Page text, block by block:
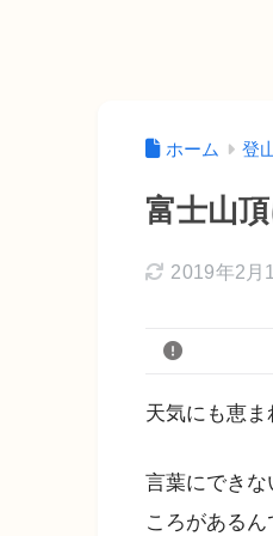
ホーム 登
富士山
2019年2月
天気にも恵ま
言葉にできな
ころがあるん